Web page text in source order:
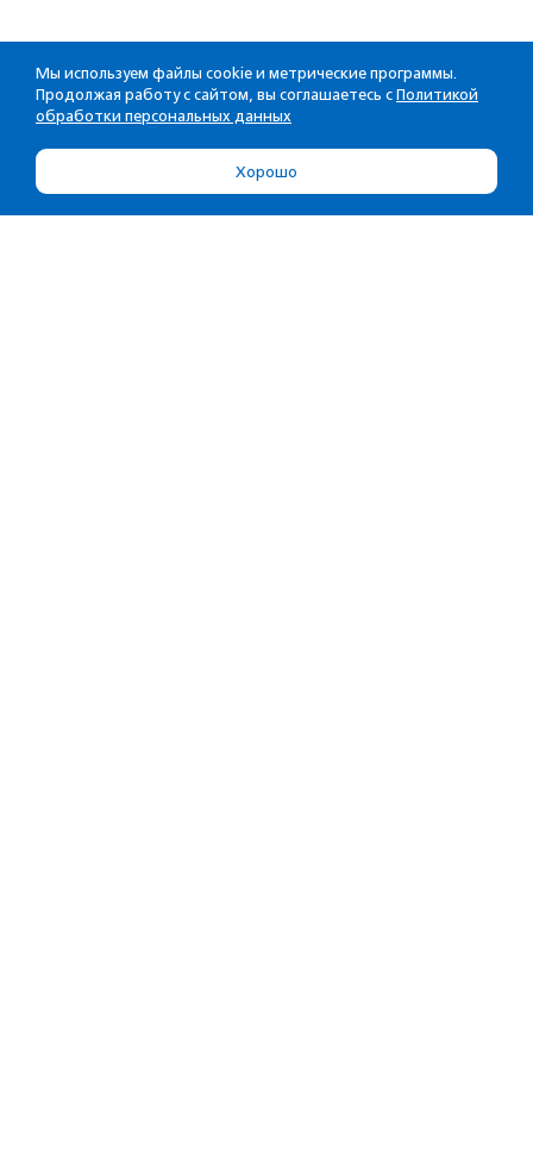
Мы используем файлы cookie и метрические программы.
Продолжая работу с сайтом, вы соглашаетесь с Политикой
обработки персональных данных
Хорошо